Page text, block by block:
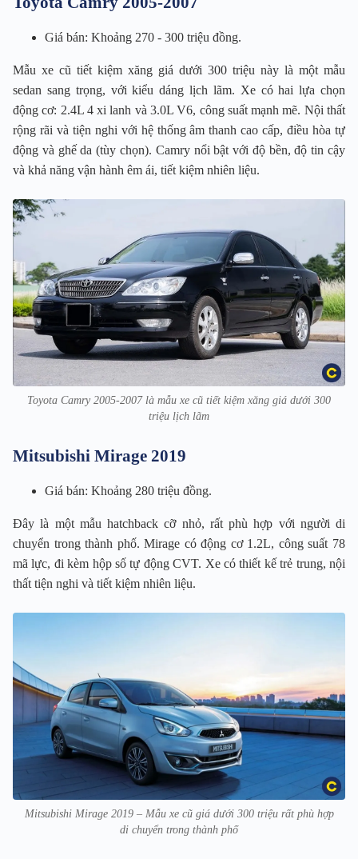
Giá bán: Khoảng 270 - 300 triệu đồng.
Mẫu xe cũ tiết kiệm xăng giá dưới 300 triệu này là một mẫu
sedan sang trọng, với kiểu dáng lịch lãm. Xe có hai lựa chọn
động cơ: 2.4L 4 xi lanh và 3.0L V6, công suất mạnh mẽ. Nội thất
rộng rãi và tiện nghi với hệ thống âm thanh cao cấp, điều hòa tự
động và ghế da (tùy chọn). Camry nổi bật với độ bền, độ tin cậy
và khả năng vận hành êm ái, tiết kiệm nhiên liệu.
Toyota Camry 2005-2007 là mẫu xe cũ tiết kiệm xăng giá dưới 300
triệu lịch lãm
Mitsubishi Mirage 2019
Giá bán: Khoảng 280 triệu đồng.
Đây là một mẫu hatchback cỡ nhỏ, rất phù hợp với người di
chuyển trong thành phố. Mirage có động cơ 1.2L, công suất 78
mã lực, đi kèm hộp số tự động CVT. Xe có thiết kế trẻ trung, nội
thất tiện nghi và tiết kiệm nhiên liệu.
Mitsubishi Mirage 2019 – Mẫu xe cũ giá dưới 300 triệu rất phù hợp
di chuyển trong thành phố